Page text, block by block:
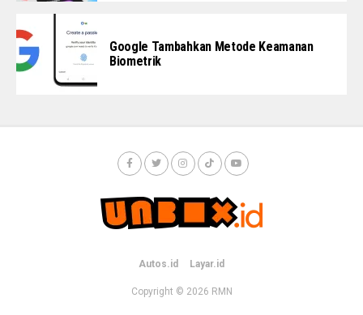
Google Tambahkan Metode Keamanan
Biometrik
Autos.id Layar.id
Copyright © 2026 RMN